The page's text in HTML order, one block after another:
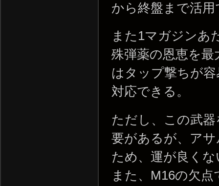
から終盤まで活
また1マガジンあ
殊弾薬の恩恵を
はタップ撃ちが
対応できる。
ただし、この武
要があるが、ア
ため、運が良く
また、M16の欠